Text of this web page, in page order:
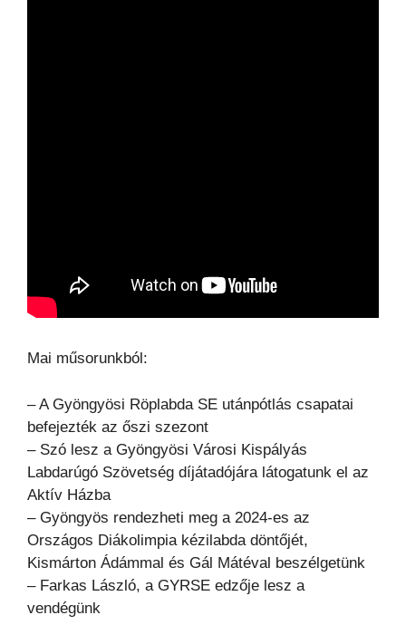
Mai műsorunkból:
– A Gyöngyösi Röplabda SE utánpótlás csapatai
befejezték az őszi szezont
– Szó lesz a Gyöngyösi Városi Kispályás
Labdarúgó Szövetség díjátadójára látogatunk el az
Aktív Házba
– Gyöngyös rendezheti meg a 2024-es az
Országos Diákolimpia kézilabda döntőjét,
Kismárton Ádámmal és Gál Mátéval beszélgetünk
– Farkas László, a GYRSE edzője lesz a
vendégünk